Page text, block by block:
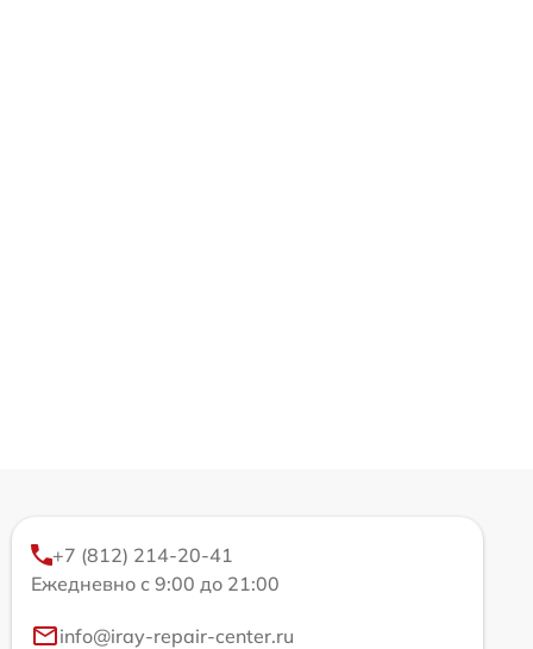
+7 (812) 214-20-41
Ежедневно с 9:00 до 21:00
info@iray-repair-center.ru